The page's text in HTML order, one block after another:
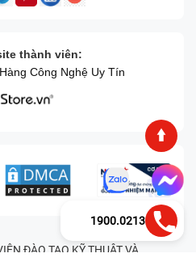
thành viên:
Công Nghệ Uy Tín
ĐÀO TẠO KỸ THUẬT VÀ
1900.0213